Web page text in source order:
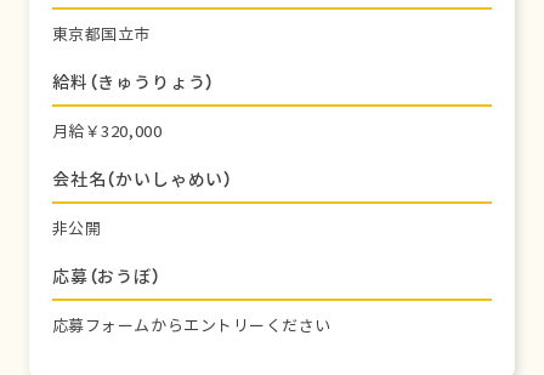
東京都国立市
給料（きゅうりょう）
月給￥320,000
会社名（かいしゃめい）
非公開
応募（おうぼ）
応募フォームからエントリーください